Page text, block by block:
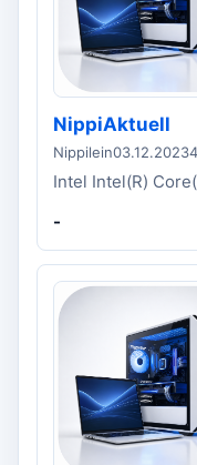
NippiAktuell
Nippilein03.12.2023
Intel Intel(R)
-